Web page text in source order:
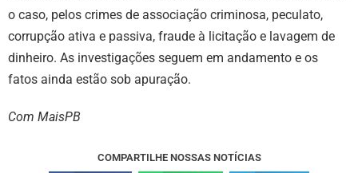
o caso, pelos crimes de associação criminosa, peculato,
corrupção ativa e passiva, fraude à licitação e lavagem de
dinheiro. As investigações seguem em andamento e os
fatos ainda estão sob apuração.
Com MaisPB
COMPARTILHE NOSSAS NOTÍCIAS